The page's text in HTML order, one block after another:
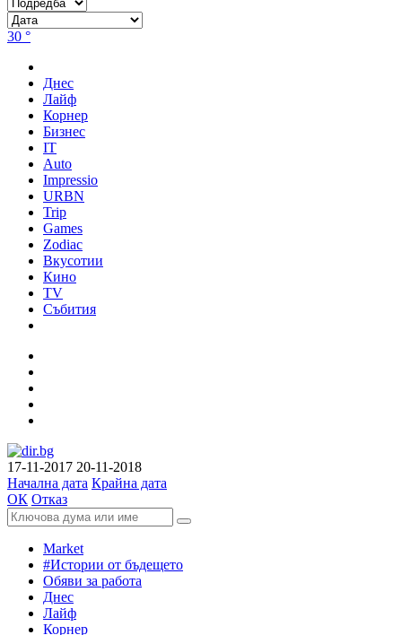
30 °
Днес
Лайф
Корнер
Бизнес
IT
Auto
Impressio
URBN
Trip
Games
Zodiac
Вкусотии
Кино
TV
Събития
17-11-2017 20-11-2018
Начална дата Крайна дата
ОК Отказ
Market
#Истории от бъдещето
Обяви за работа
Днес
Лайф
Корнер